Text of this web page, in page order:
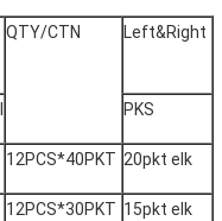
QTY/CTN Left&Right
PKS
12PCS*40PKT 20pkt elk
12PCS*30PKT 15pkt elk